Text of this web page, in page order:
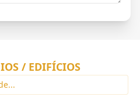
/ EDIFÍCIOS